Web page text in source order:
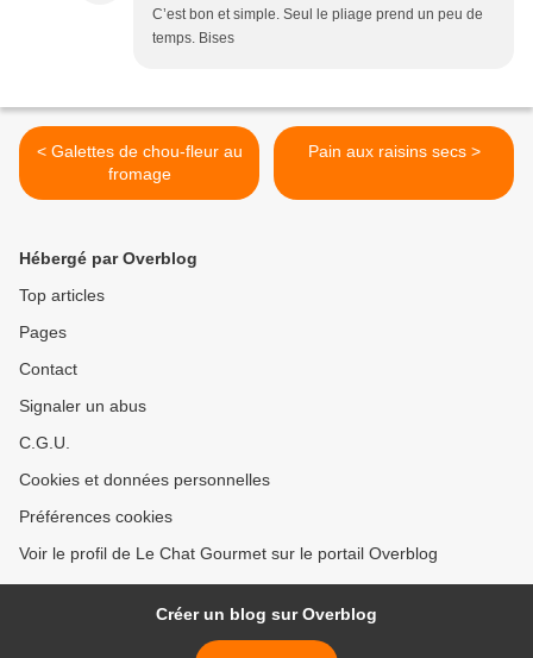
C’est bon et simple. Seul le pliage prend un peu de
temps. Bises
< Galettes de chou-fleur au
fromage
Pain aux raisins secs >
Hébergé par Overblog
Top articles
Pages
Contact
Signaler un abus
C.G.U.
Cookies et données personnelles
Préférences cookies
Voir le profil de Le Chat Gourmet sur le portail Overblog
Créer un blog sur Overblog